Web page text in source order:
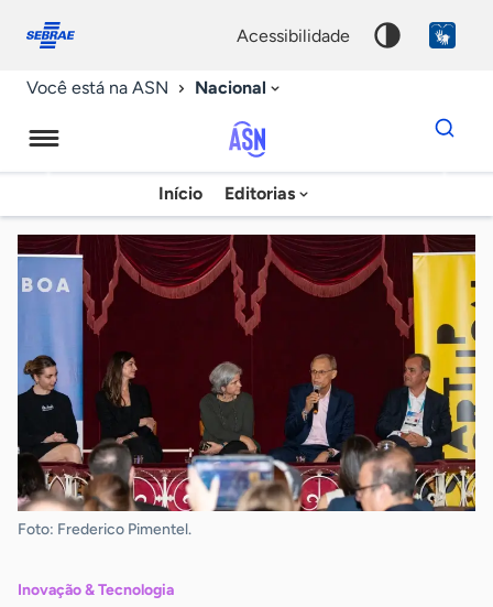
conosco
acessibilidade
Você está na ASN Nacional
Agência
Sebrae
de
Notícias
Início Editorias
Dados
para
chave
Foto: Frederico Pimentel.
Inovação & Tecnologia